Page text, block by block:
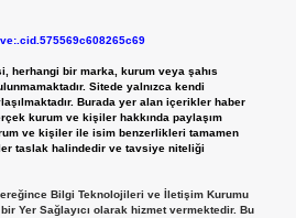
herhangi bir marka, kurum veya şahıs
Sitede yalnızca kendi
Burada yer alan içerikler haber
kurum ve kişiler hakkında paylaşım
ve kişiler ile isim benzerlikleri tamamen
taslak halindedir ve tavsiye niteliği
Bilgi Teknolojileri ve İletişim Kurumu
Yer Sağlayıcı olarak hizmet vermektedir. Bu